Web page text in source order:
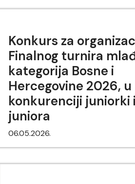
Konkurs za
Finalnog turnira
kategorija Bosne i
Hercegovine 2026, u
konkurenciji juniorki i
juniora
06.05.2026.